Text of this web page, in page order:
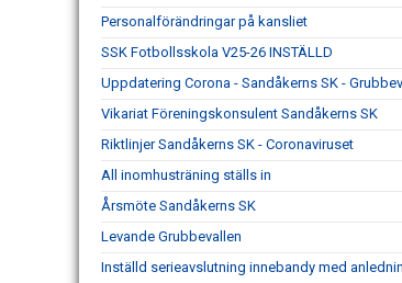
Personalförändringar på kansliet
SSK Fotbollsskola V25-26 INSTÄLLD
Uppdatering Corona - Sandåkerns SK -
Vikariat Föreningskonsulent Sandåkerns SK
Riktlinjer Sandåkerns SK - Coronaviruset
All inomhusträning ställs in
Årsmöte Sandåkerns SK
Levande Grubbevallen
Inställd serieavslutning innebandy med